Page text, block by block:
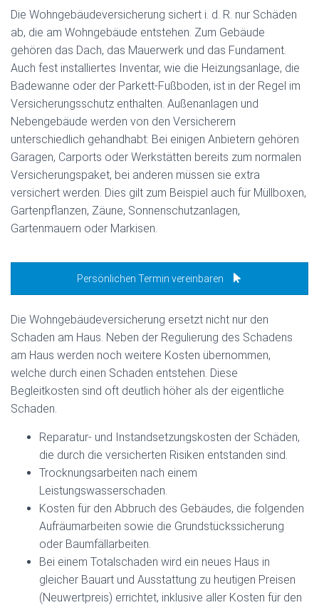
Die Wohngebäudeversicherung sichert i. d. R. nur Schäden
ab, die am Wohngebäude entstehen. Zum Gebäude
gehören das Dach, das Mauerwerk und das Fundament.
Auch fest installiertes Inventar, wie die Heizungsanlage, die
Badewanne oder der Parkett-Fußboden, ist in der Regel im
Versicherungsschutz enthalten. Außenanlagen und
Nebengebäude werden von den Versicherern
unterschiedlich gehandhabt: Bei einigen Anbietern gehören
Garagen, Carports oder Werkstätten bereits zum normalen
Versicherungspaket, bei anderen müssen sie extra
versichert werden. Dies gilt zum Beispiel auch für Müllboxen,
Gartenpflanzen, Zäune, Sonnenschutzanlagen,
Gartenmauern oder Markisen.
Persönlichen Termin vereinbaren
Die Wohngebäudeversicherung ersetzt nicht nur den
Schaden am Haus. Neben der Regulierung des Schadens
am Haus werden noch weitere Kosten übernommen,
welche durch einen Schaden entstehen. Diese
Begleitkosten sind oft deutlich höher als der eigentliche
Schaden.
Reparatur- und Instandsetzungskosten der Schäden,
die durch die versicherten Risiken entstanden sind.
Trocknungsarbeiten nach einem
Leistungswasserschaden.
Kosten für den Abbruch des Gebäudes, die folgenden
Aufräumarbeiten sowie die Grundstückssicherung
oder Baumfällarbeiten.
Bei einem Totalschaden wird ein neues Haus in
gleicher Bauart und Ausstattung zu heutigen Preisen
(Neuwertpreis) errichtet, inklusive aller Kosten für den